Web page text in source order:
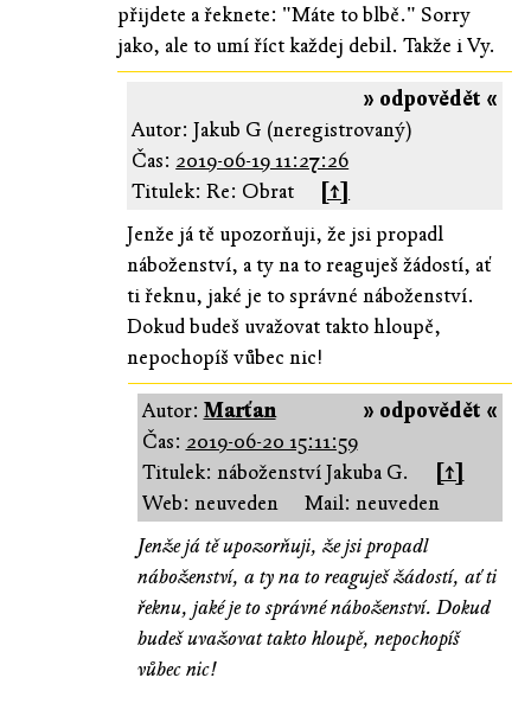
přijdete a řeknete: "Máte to blbě." Sorry
jako, ale to umí říct každej debil. Takže i Vy.
» odpovědět «
Autor: Jakub G (neregistrovaný)
Čas: 2019-06-19 11:27:26
Titulek: Re: Obrat
[↑]
Jenže já tě upozorňuji, že jsi propadl
náboženství, a ty na to reaguješ žádostí, ať
ti řeknu, jaké je to správné náboženství.
Dokud budeš uvažovat takto hloupě,
nepochopíš vůbec nic!
» odpovědět «
Autor: Marťan
Čas: 2019-06-20 15:11:59
Titulek: náboženství Jakuba G.
[↑]
Web: neuveden
Mail: neuveden
Jenže já tě upozorňuji, že jsi propadl
náboženství, a ty na to reaguješ žádostí, ať ti
řeknu, jaké je to správné náboženství. Dokud
budeš uvažovat takto hloupě, nepochopíš
vůbec nic!